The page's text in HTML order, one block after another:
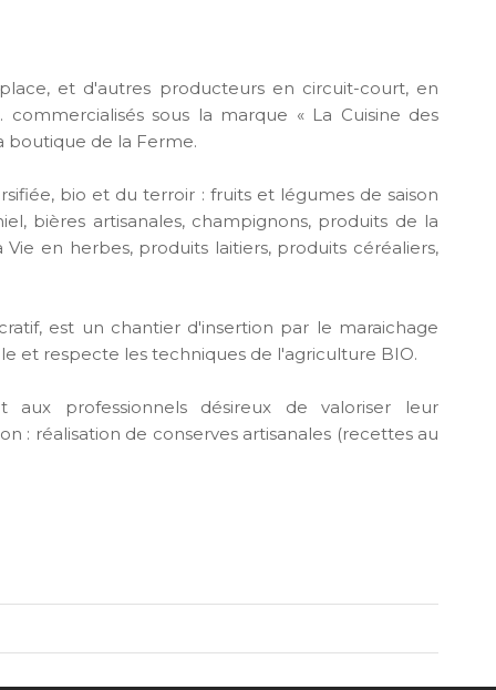
et d'autres producteurs en circuit-court, en
sous la marque « La Cuisine des
boutique de la Ferme.
bio et du terroir : fruits et légumes de saison
bières artisanales, champignons, produits de la
en herbes, produits laitiers, produits céréaliers,
est un chantier d'insertion par le maraichage
et respecte les techniques de l'agriculture BIO.
professionnels désireux de valoriser leur
: réalisation de conserves artisanales (recettes au